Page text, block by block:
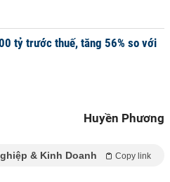
tỷ trước thuế, tăng 56% so với
Huyền Phương
& Kinh Doanh Copy link